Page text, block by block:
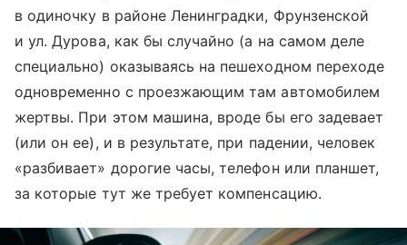
в одиночку в районе Ленинградки, Фрунзенской
и ул. Дурова, как бы случайно (а на самом деле
специально) оказываясь на пешеходном переходе
одновременно с проезжающим там автомобилем
жертвы. При этом машина, вроде бы его задевает
(или он ее), и в результате, при падении, человек
«разбивает» дорогие часы, телефон или планшет,
за которые тут же требует компенсацию.